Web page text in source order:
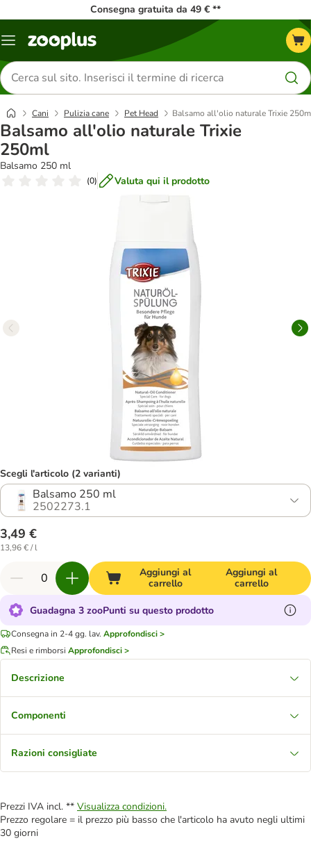
Consegna gratuita da 49 € **
Overview
Cerca
prodotti
Cani Pulizia cane Pet Head Balsamo all'olio naturale Trixie
Balsamo all'olio naturale Trixie
250ml
Balsamo 250 ml
(0) Valuta qui il prodotto
Scegli l'articolo (2 varianti)
Balsamo 250 ml
2502273.1
3,49 €
13,96 € / l
Aggiungi al
carrello
Aggiungi al
carrello
Guadagna 3 zooPunti su questo prodotto
Consegna in 2-4 gg. lav. Approfondisci >
Resi e rimborsi Approfondisci >
Descrizione
Componenti
Razioni consigliate
Prezzi IVA incl. ** Visualizza condizioni.
Prezzo regolare = il prezzo più basso che l'articolo ha avuto negli ultimi
30 giorni